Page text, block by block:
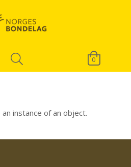
0
instance of an object.